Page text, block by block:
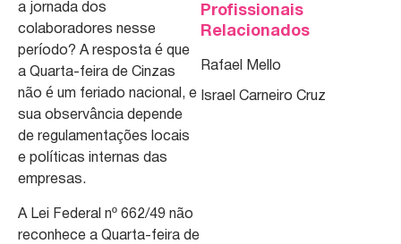
a jornada dos
colaboradores nesse
período? A resposta é que
a Quarta-feira de Cinzas
não é um feriado nacional, e
sua observância depende
de regulamentações locais
e políticas internas das
empresas.
A Lei Federal nº 662/49 não
reconhece a Quarta-feira de
Profissionais
Relacionados
Rafael Mello
Israel Carneiro Cruz